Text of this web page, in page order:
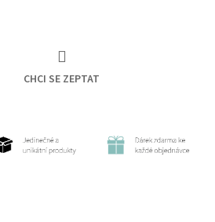
CHCI SE ZEPTAT